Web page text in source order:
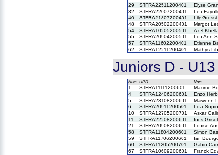
29
STFRA22511200401
Elyse
32
STFRA22007200401
Lea
40
STFRA21807200401
Lily Grossi
48
STFRA20502200401
Margot
54
STFRA10205200501
Axel
55
STFRA20904200501
Lou Ann
57
STFRA11602200401
Etienne
62
STFRA12211200401 Mathys
Juniors D -
Num. UPID Nom
1 STFRA11111200601
Maxime
4
STFRA12406200601
Enzo
5
STFRA23108200601
Maiwenn
6
STFRA20911200501
Lola
10
STFRA12705200701
Askar
11
STFRA22208200601
Ines Grisot
21
STFRA20908200601
Louise
58
STFRA11804200601
Simon
59
STFRA11706200601
Ian
60
STFRA11205200701
Gabin
67
STFRA10609200601 Franck